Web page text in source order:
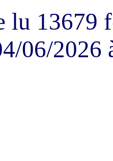
lu 13679
06/2026